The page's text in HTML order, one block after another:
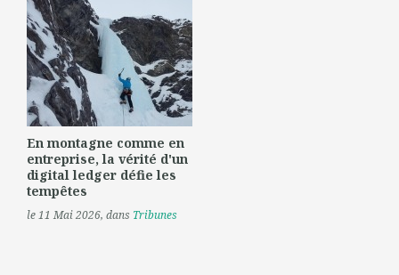
En montagne comme en
entreprise, la vérité d'un
digital ledger défie les
tempêtes
le 11 Mai 2026, dans Tribunes